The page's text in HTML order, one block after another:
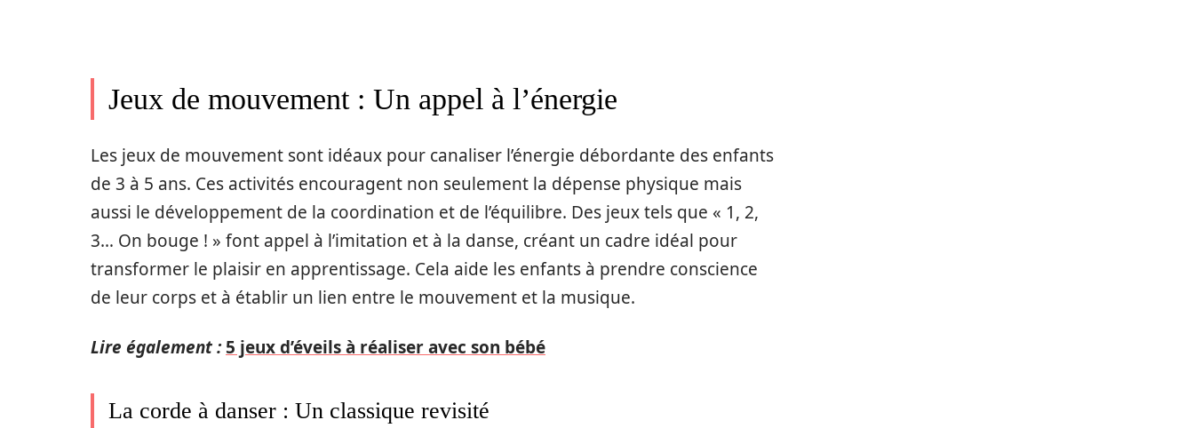
Jeux de mouvement : Un appel à l’énergie
Les jeux de mouvement sont idéaux pour canaliser l’énergie débordante des enfants
de 3 à 5 ans. Ces activités encouragent non seulement la dépense physique mais
aussi le développement de la coordination et de l’équilibre. Des jeux tels que « 1, 2,
3… On bouge ! » font appel à l’imitation et à la danse, créant un cadre idéal pour
transformer le plaisir en apprentissage. Cela aide les enfants à prendre conscience
de leur corps et à établir un lien entre le mouvement et la musique.
Lire également : 5 jeux d’éveils à réaliser avec son bébé
La corde à danser : Un classique revisité